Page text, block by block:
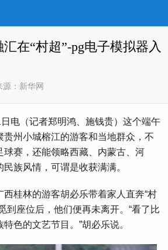
在“村超”-pg电子模拟器入
源： 新华网
（记者郑明鸿、施钱贵）这个端午
贵州小城榕江的游客和当地群众，不
球赛，还能领略西藏、内蒙古、河
族风情，可谓是收获满满。
桂林的游客胡必乐带着家人直奔“村
到座位后，他们便再未离开。“看了比
色的文艺节目。”胡必乐说。